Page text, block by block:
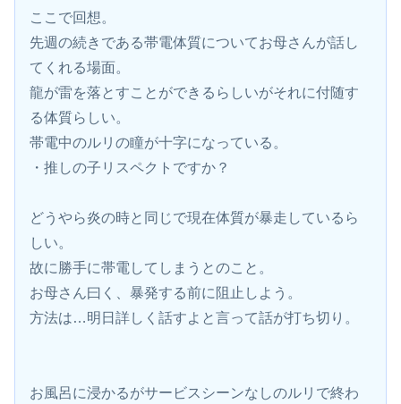
ここで回想。
先週の続きである帯電体質についてお母さんが話し
てくれる場面。
龍が雷を落とすことができるらしいがそれに付随す
る体質らしい。
帯電中のルリの瞳が十字になっている。
・推しの子リスペクトですか？
どうやら炎の時と同じで現在体質が暴走しているら
しい。
故に勝手に帯電してしまうとのこと。
お母さん曰く、暴発する前に阻止しよう。
方法は…明日詳しく話すよと言って話が打ち切り。
お風呂に浸かるがサービスシーンなしのルリで終わ